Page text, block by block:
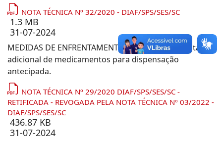
NOTA TÉCNICA Nº 32/2020 - DIAF/SPS/SES/SC
1.3 MB
31-07-2024
MEDIDAS DE ENFRENTAMENTO AO COVID-19 - Lista
adicional de medicamentos para dispensação
antecipada.
NOTA TÉCNICA Nº 29/2020 DIAF/SPS/SES/SC -
RETIFICADA - REVOGADA PELA NOTA TÉCNICA Nº 03/2022 -
DIAF/SPS/SES/SC
436.87 KB
31-07-2024